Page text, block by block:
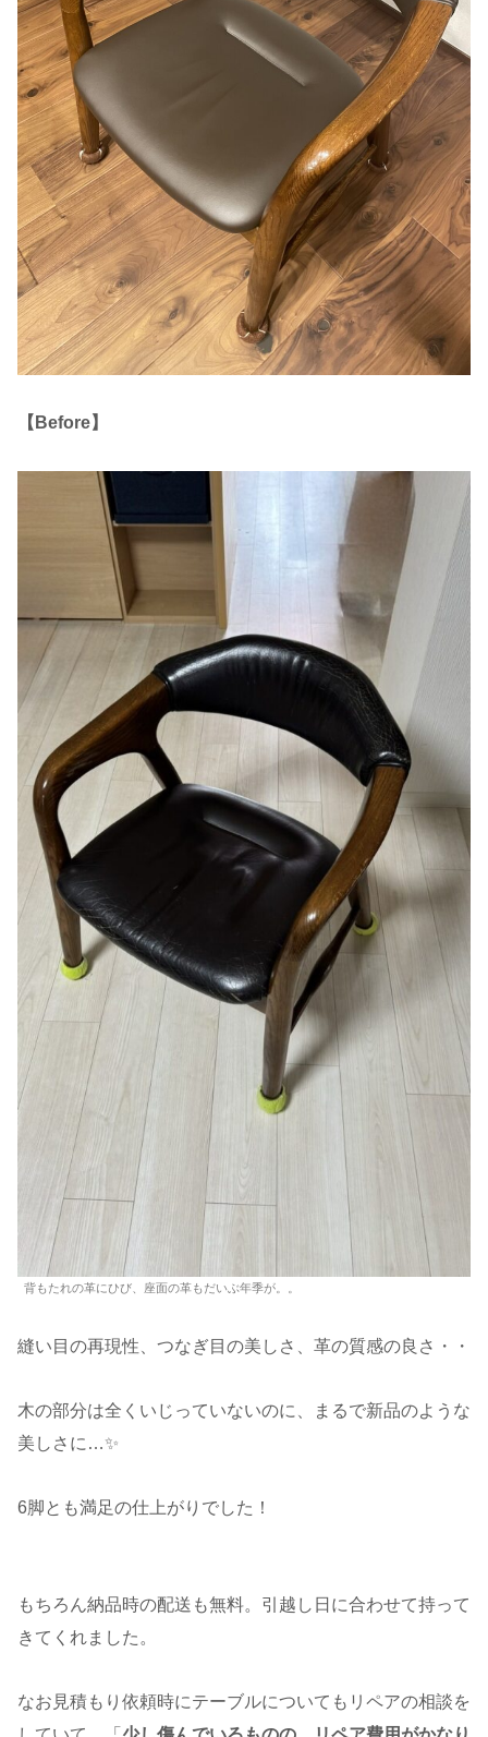
【Before】
背もたれの革にひび、座面の革もだいぶ年季が。。
縫い目の再現性、つなぎ目の美しさ、革の質感の良さ・・
木の部分は全くいじっていないのに、まるで新品のような
美しさに…✨
6脚とも満足の仕上がりでした！
もちろん納品時の配送も無料。引越し日に合わせて持って
きてくれました。
なお見積もり依頼時にテーブルについてもリペアの相談を